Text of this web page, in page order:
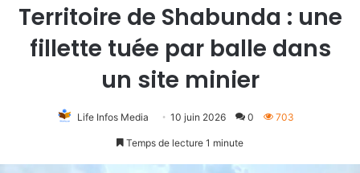
Territoire de Shabunda : une
fillette tuée par balle dans
un site minier
Life Infos Media 10 juin 2026 0 703
Temps de lecture 1 minute